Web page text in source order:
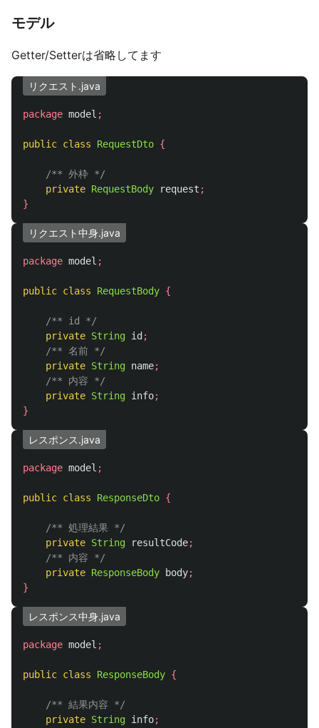
モデル
Getter/Setterは省略してます
リクエスト.java
package model ;
public class RequestDto {
/** 外枠 */
private RequestBody request ;
}
リクエスト中身.java
package model ;
public class RequestBody {
/** id */
private String id ;
/** 名前 */
private String name;
/** 内容 */
private String info;
}
レスポンス.java
package model ;
public class ResponseDto {
/** 処理結果 */
private String resultCode;
/** 内容 */
private ResponseBody body;
}
レスポンス中身.java
package model ;
public class ResponseBody {
/** 結果内容 */
private String info;